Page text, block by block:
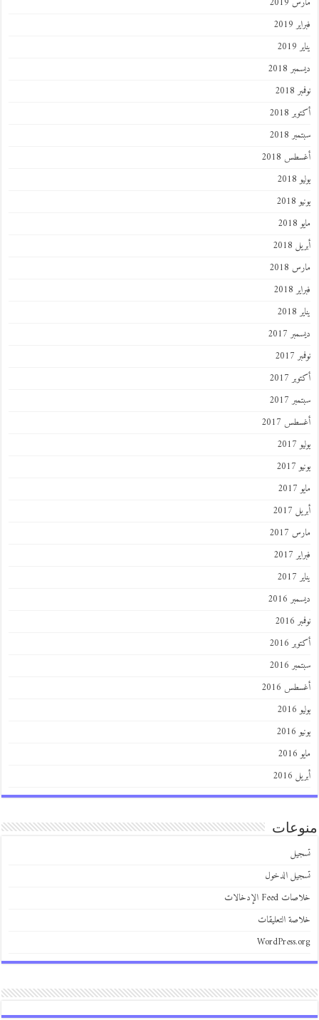
فبراير 2019
يناير 2019
ديسمبر 2018
نوفمبر 2018
أكتوبر 2018
سبتمبر 2018
أغسطس 2018
يوليو 2018
يونيو 2018
مايو 2018
أبريل 2018
مارس 2018
فبراير 2018
يناير 2018
ديسمبر 2017
نوفمبر 2017
أكتوبر 2017
سبتمبر 2017
أغسطس 2017
يوليو 2017
يونيو 2017
مايو 2017
أبريل 2017
مارس 2017
فبراير 2017
يناير 2017
ديسمبر 2016
نوفمبر 2016
أكتوبر 2016
سبتمبر 2016
أغسطس 2016
يوليو 2016
يونيو 2016
مايو 2016
أبريل 2016
منوعات
تسجيل
تسجيل الدخول
خلاصات Feed الإدخالات
خلاصة التعليقات
WordPress.org